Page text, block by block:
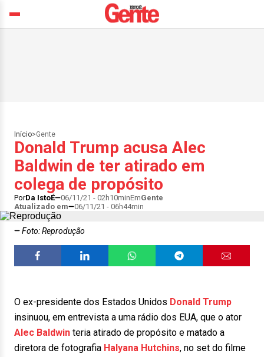
Início>Gente
Donald Trump acusa Alec
Baldwin de ter atirado em
colega de propósito
PorDa IstoÉ 06/11/21 - 02h10minEmGente
Atualizado em
06/11/21 - 06h44min
Foto: Reprodução
O ex-presidente dos Estados Unidos Donald Trump
insinuou, em entrevista a uma rádio dos EUA, que o ator
Alec Baldwin teria atirado de propósito e matado a
diretora de fotografia Halyana Hutchins, no set do filme